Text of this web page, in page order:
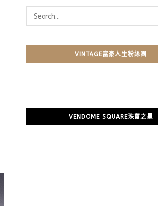
VINTAGE富豪人生粉絲團
VENDOME SQUARE珠寶之星